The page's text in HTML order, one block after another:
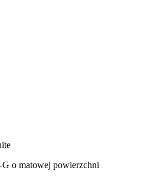
o matowej powierzchni